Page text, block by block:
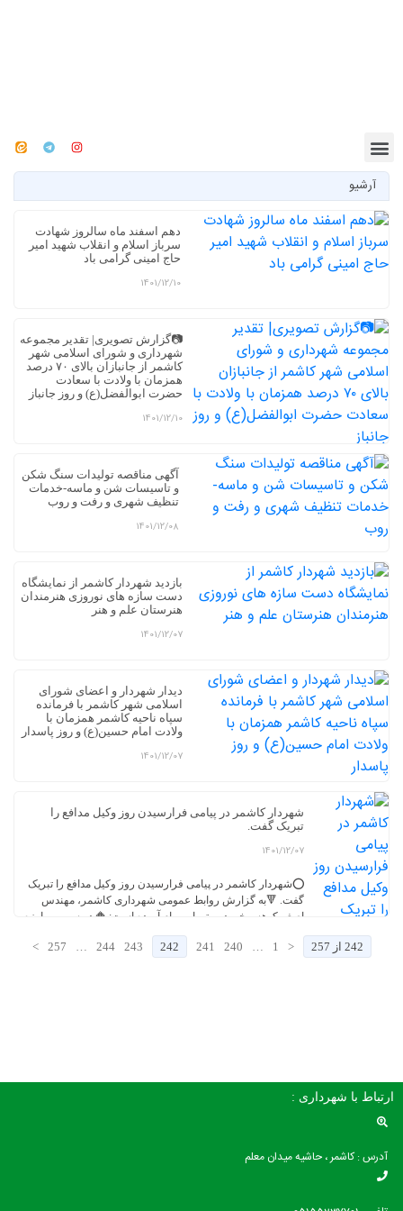
آرشیو
دهم اسفند ماه سالروز شهادت
سرباز اسلام و انقلاب شهید امیر
حاج امینی گرامی باد
1401/12/10
📷گزارش تصویری| تقدیر مجموعه
شهرداری و شورای اسلامی شهر
کاشمر از جانبازان بالای ۷۰ درصد
همزمان با ولادت با سعادت
حضرت ابوالفضل(ع) و روز جانباز
1401/12/10
آگهی مناقصه تولیدات سنگ شکن
و تاسیسات شن و ماسه-خدمات
تنظیف شهری و رفت و روب
1401/12/08
بازدید شهردار کاشمر از نمایشگاه
دست سازه های نوروزی هنرمندان
هنرستان علم و هنر
1401/12/07
دیدار شهردار و اعضای شورای
اسلامی شهر کاشمر با فرمانده
سپاه ناحیه کاشمر همزمان با
ولادت امام حسین(ع) و روز پاسدار
1401/12/07
شهردار کاشمر در پیامی فرارسیدن روز وکیل مدافع را
تبریک گفت.
1401/12/07
⭕️شهردار کاشمر در پیامی فرارسیدن روز وکیل مدافع را تبریک
گفت. 🔻به گزارش روابط عمومی شهرداری کاشمر، مهندس
اصغر کوهسرخی در متن این پیام آورده است: 🔶 در سپهر مبارزه
با جرم و در حوزه بسط عدالت اجتماعی شاهد درخشش عنصری
پویا و بالنده به نام وکیل مدافع هستیم. بسیاری از افراد وقتی در
242 از 257 <
1
…
240
241
242
243
244
…
257
>
ارتباط با شهرداری :
آدرس : کاشمر ، حاشیه میدان معلم